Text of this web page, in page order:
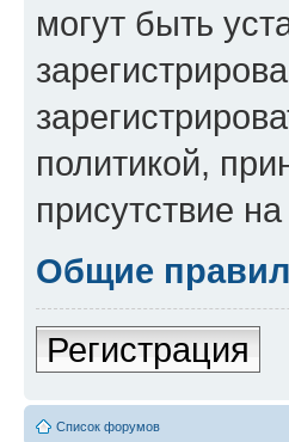
могут быть
политикой,
присутствие
Общие
Регистрация
Список форумов